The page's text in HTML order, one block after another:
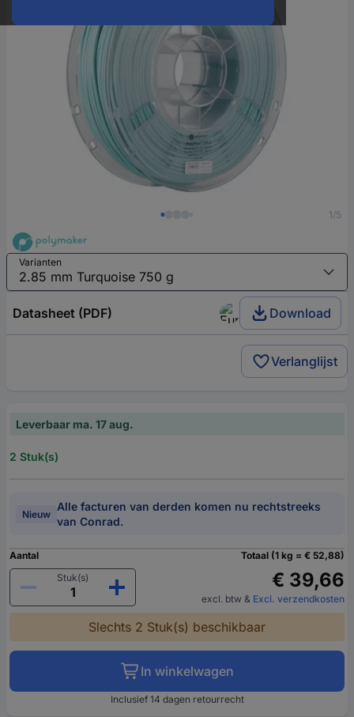
1/5
Varianten
Datasheet (PDF) Download
Verlanglijst
Leverbaar ma. 17 aug.
2 Stuk(s)
Nieuw
Alle facturen van derden komen nu rechtstreeks
van Conrad.
Aantal
Stuk(s)
Totaal (1 kg = € 52,88)
€ 39,66
excl. btw & Excl. verzendkosten
Slechts 2 Stuk(s) beschikbaar
In winkelwagen
Inclusief 14 dagen retourrecht